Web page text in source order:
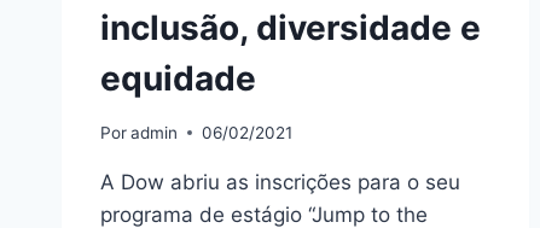
inclusão, diversidade e
equidade
Poradmin 06/02/2021
A Dow abriu as inscrições para o seu
programa de estágio “Jump to the